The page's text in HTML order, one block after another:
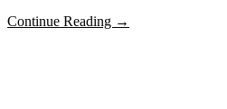
Continue Reading →